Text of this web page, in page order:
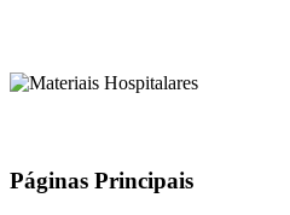
Páginas Principais